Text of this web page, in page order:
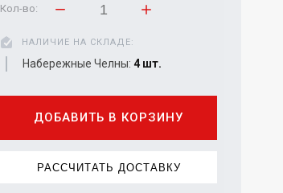
Кол-во:
НАЛИЧИЕ НА СКЛАДЕ:
Набережные Челны: 4 шт.
ДОБАВИТЬ В КОРЗИНУ
РАССЧИТАТЬ ДОСТАВКУ